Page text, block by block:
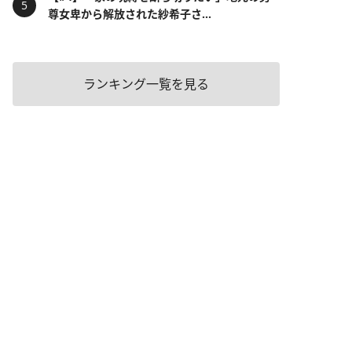
尊女卑から解放された紗希子さ...
ランキング一覧を見る